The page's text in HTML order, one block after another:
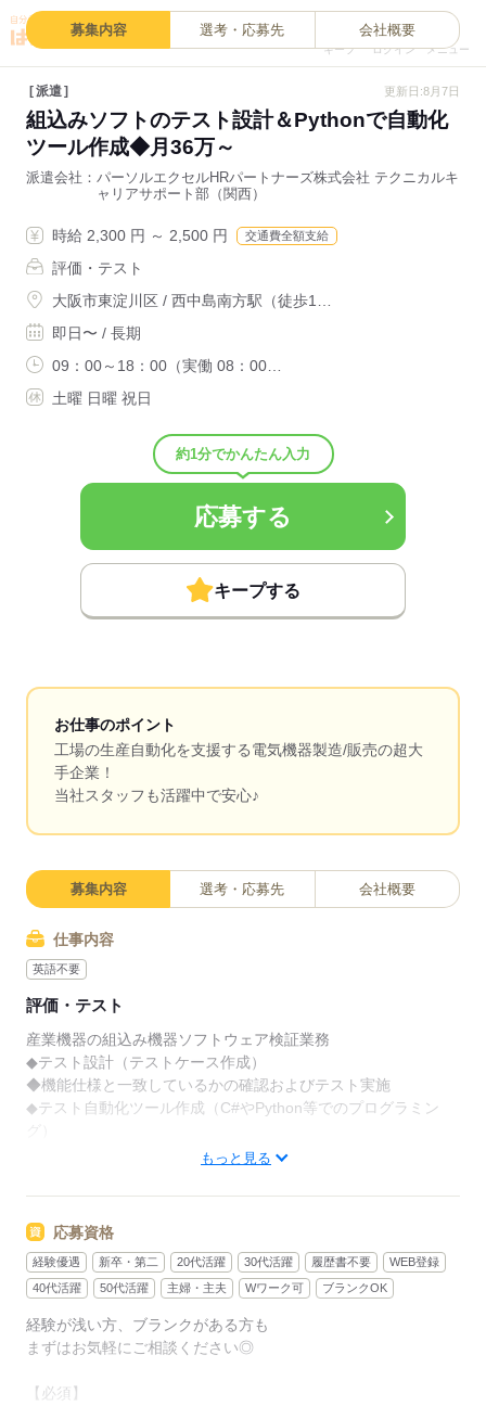
キープ ログイン メニュー
募集内容 選考・応募先 会社概要
派遣 更新日:8月7日
組込みソフトのテスト設計＆Pythonで自動化
ツール作成◆月36万～
派遣会社
パーソルエクセルHRパートナーズ株式会社 テクニカルキ
ャリアサポート部（関西）
時給 2,300 円 ～ 2,500 円 交通費全額支給
評価・テスト
大阪市東淀川区 / 西中島南方駅（徒歩1…
即日〜 / 長期
09：00～18：00（実働 08：00…
土曜 日曜 祝日
約1分でかんたん入力
応募する
キープする
お仕事のポイント
工場の生産自動化を支援する電気機器製造/販売の超大
手企業！
当社スタッフも活躍中で安心♪
募集内容 選考・応募先 会社概要
仕事内容
英語不要
評価・テスト
産業機器の組込み機器ソフトウェア検証業務
◆テスト設計（テストケース作成）
◆機能仕様と一致しているかの確認およびテスト実施
◆テスト自動化ツール作成（C#やPython等でのプログラミン
◆Pythonでの評価用ソフト作成など
全案件「WEB登録」可能！
「ご登録」や「お仕事紹介」といった
就業・転職支援サービスは『無料』です！
公開されている案件以外にも多数の非公開求人あり！
応募する
もっと見る
応募資格
経験優遇 新卒・第二 20代活躍 30代活躍 履歴書不要
WEB登録
40代活躍
50代活躍 主婦・主夫 Wワーク可 ブランクOK
経験が浅い方、ブランクがある方も
まずはお気軽にご相談ください◎
【必須】